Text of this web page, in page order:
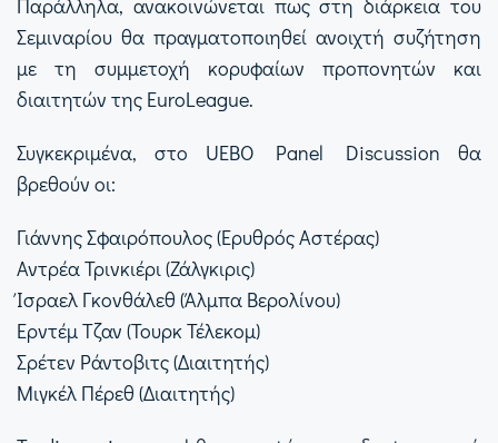
Παράλληλα, ανακοινώνεται πως στη διάρκεια του
Σεμιναρίου θα πραγματοποιηθεί ανοιχτή συζήτηση
με τη συμμετοχή κορυφαίων προπονητών και
διαιτητών της EuroLeague.
Συγκεκριμένα, στο UEBO Panel Discussion θα
βρεθούν οι:
Γιάννης Σφαιρόπουλος (Ερυθρός Αστέρας)
Αντρέα Τρινκιέρι (Ζάλγκιρις)
Ίσραελ Γκονθάλεθ (Άλμπα Βερολίνου)
Ερντέμ Τζαν (Τουρκ Τέλεκομ)
Σρέτεν Ράντοβιτς (Διαιτητής)
Μιγκέλ Πέρεθ (Διαιτητής)